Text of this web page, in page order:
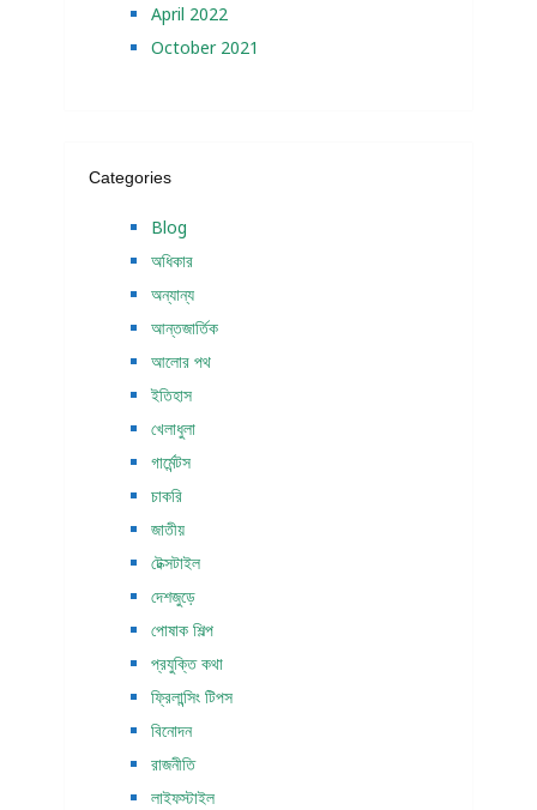
April 2022
October 2021
Categories
Blog
অধিকার
অন্যান্য
আন্তজার্তিক
আলোর পথ
ইতিহাস
খেলাধুলা
গার্মেন্টস
চাকরি
জাতীয়
টেক্সটাইল
দেশজুড়ে
পোষাক শিল্প
প্রযুক্তি কথা
ফ্রিলান্সিং টিপস
বিনোদন
রাজনীতি
লাইফস্টাইল